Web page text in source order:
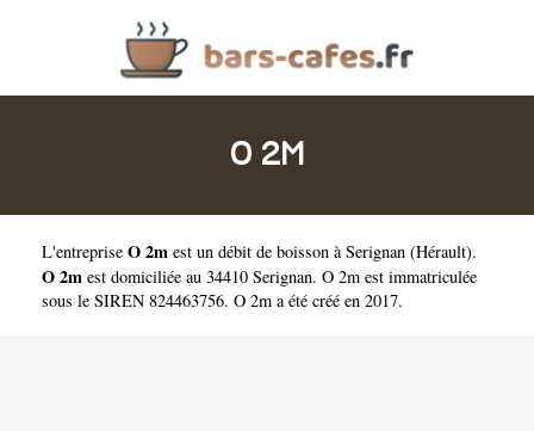
O 2M
L'entreprise O 2m est un débit de boisson à Serignan (Hérault).
O 2m est domiciliée au 34410 Serignan. O 2m est immatriculée
sous le SIREN 824463756. O 2m a été créé en 2017.